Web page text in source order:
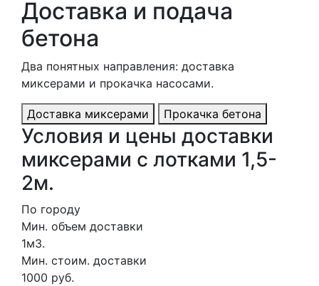
Доставка и подача
бетона
Два понятных направления: доставка
миксерами и прокачка насосами.
Доставка миксерами Прокачка бетона
Условия и цены доставки
миксерами с лотками 1,5-
2м.
По городу
Мин. объем доставки
1м3.
Мин. стоим. доставки
1000 руб.